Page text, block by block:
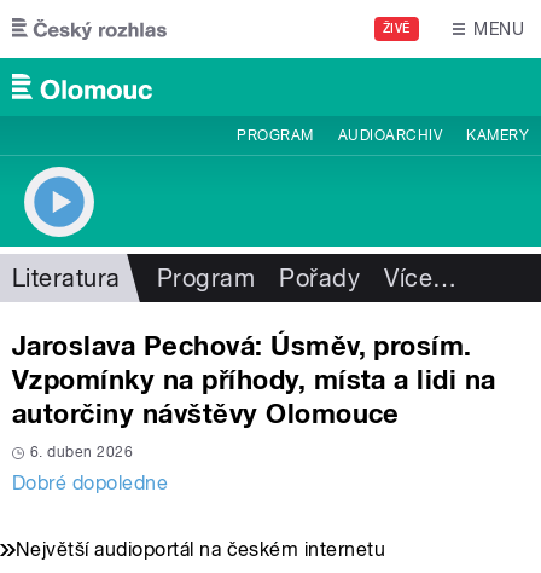
Přejít k hlavnímu obsahu
ŽIVĚ MENU
PROGRAM AUDIOARCHIV KAMERY
Literatura Program Pořady Více…
Jaroslava Pechová: Úsměv, prosím.
Vzpomínky na příhody, místa a lidi na
autorčiny návštěvy Olomouce
6. duben 2026
Dobré dopoledne
Největší audioportál na českém internetu